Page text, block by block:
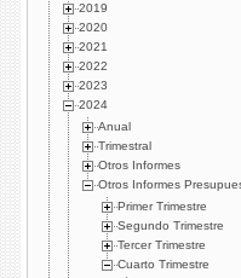
2019
2020
2021
2022
2023
2024
Anual
Trimestral
Otros Informes
Otros Informes
Primer Trimestre
Segundo Trimestre
Tercer Trimestre
Cuarto Trimestre